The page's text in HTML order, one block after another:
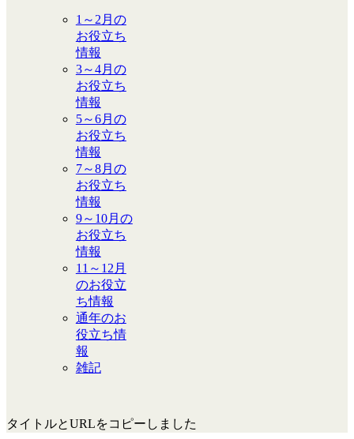
1～2月の
お役立ち
情報
3～4月の
お役立ち
情報
5～6月の
お役立ち
情報
7～8月の
お役立ち
情報
9～10月の
お役立ち
情報
11～12月
のお役立
ち情報
通年のお
役立ち情
報
雑記
タイトルとURLをコピーしました